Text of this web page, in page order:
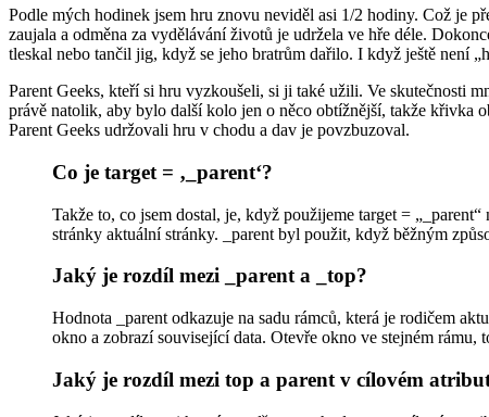
Podle mých hodinek jsem hru znovu neviděl asi 1/2 hodiny. Což je
zaujala a odměna za vydělávání životů je udržela ve hře déle.
tleskal nebo tančil jig, když se jeho bratrům dařilo. I když ještě není
Parent Geeks, kteří si hru vyzkoušeli, si ji také užili. Ve skutečnosti
právě natolik, aby bylo další kolo jen o něco obtížnější, takže křivka
Parent Geeks udržovali hru v chodu a dav je povzbuzoval.
Co je target = ‚_parent‘?
Takže to, co jsem dostal, je, když použijeme target =
stránky aktuální stránky. _parent byl použit, když běžným
Jaký je rozdíl mezi _parent a _top?
Hodnota _parent odkazuje na sadu rámců, která je rodičem
okno a zobrazí související data. Otevře okno ve stejném rámu,
Jaký je rozdíl mezi top a parent v cílovém